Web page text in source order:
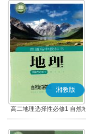
湘教版
高二地理选择性必修1 自然地
理基础